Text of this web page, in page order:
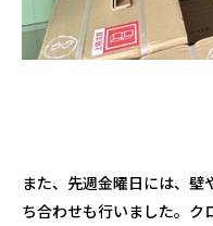
また、先週金曜日には、
ち合わせも行いました。ク